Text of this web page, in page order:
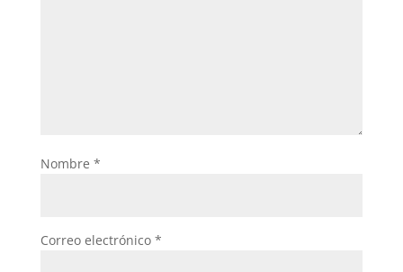
Nombre *
Correo electrónico *